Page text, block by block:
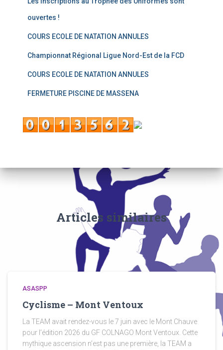
ouvertes !
COURS ECOLE DE NATATION ANNULES
Championnat Régional Ligue Nord-Est de la FCD
COURS ECOLE DE NATATION ANNULES
FERMETURE PISCINE DE MASSENA
Articles similaires
ASASPP
Cyclisme – Mont Ventoux
La TEAM avait rendez-vous le 7 juin avec le Mont Chauve
pour l’édition 2026 du GF COLNAGO Mont Ventoux. Cette
mythique ascension n’est pas une première, la TEAM a